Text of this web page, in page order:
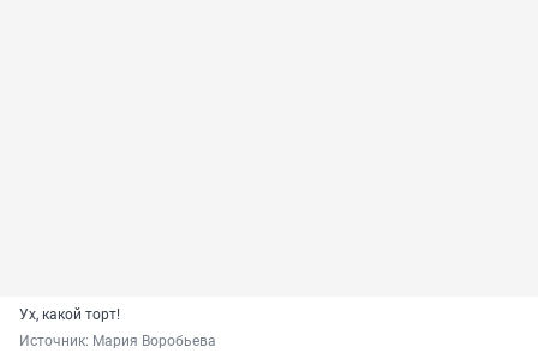
Ух, какой торт!
Источник: Мария Воробьева